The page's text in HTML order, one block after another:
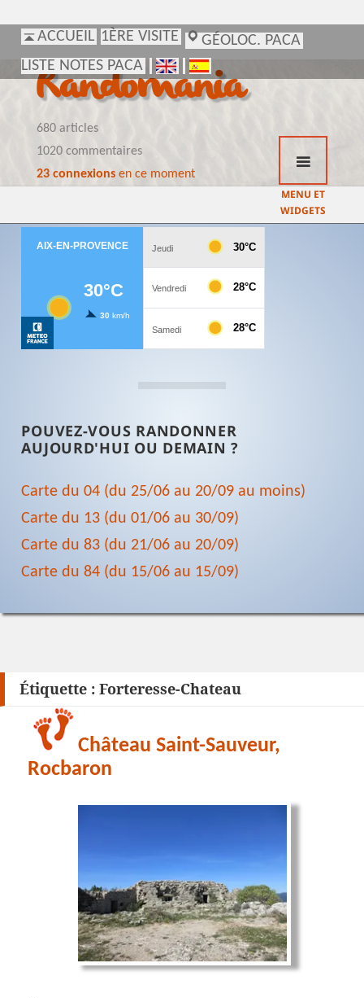
ACCUEIL 1ÈRE VISITE
GÉOLOC. PACA
LISTE NOTES PACA
Randomania
680 articles
1020 commentaires
23 connexionsen ce moment
MENU ET
WIDGETS
POUVEZ-VOUS RANDONNER
AUJOURD'HUI OU DEMAIN ?
Carte du 04 (du 25/06 au 20/09 au moins)
Carte du 13 (du 01/06 au 30/09)
Carte du 83 (du 21/06 au 20/09)
Carte du 84 (du 15/06 au 15/09)
ACCUEIL 1ÈRE VISITE
GÉOLOC. PACA
LISTE NOTES PACA
Étiquette : Forteresse-Chateau
Château Saint-Sauveur,
Rocbaron